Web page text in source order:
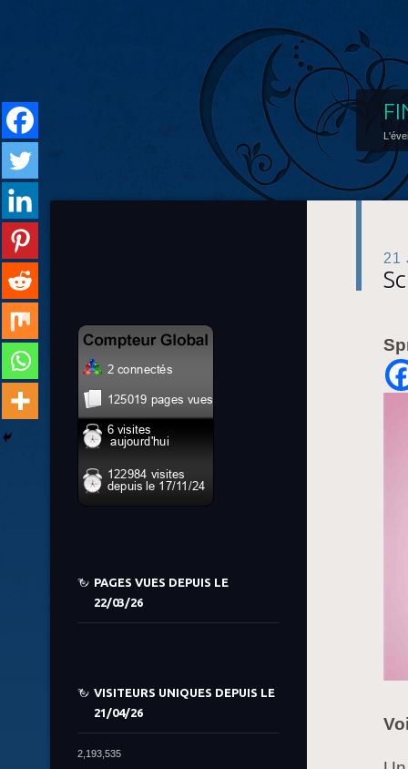
21
PAGES VUES DEPUIS LE
22/03/26
VISITEURS UNIQUES DEPUIS LE
21/04/26
2,193,535